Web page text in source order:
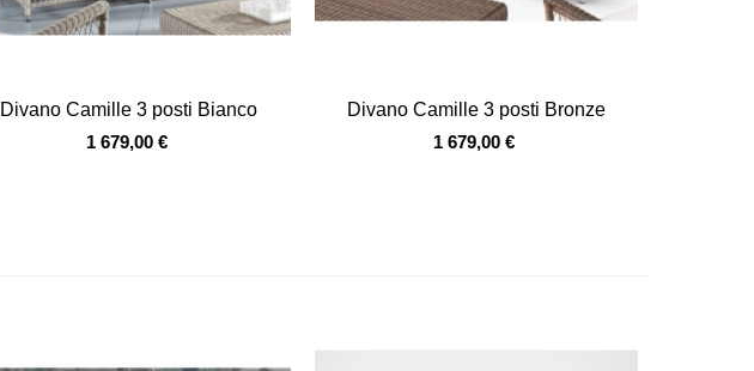
Vista veloce
Divano Camille 3 posti Bianco
1 679,00 €
Vista veloce
Divano Camille 3 posti Bronze
1 679,00 €